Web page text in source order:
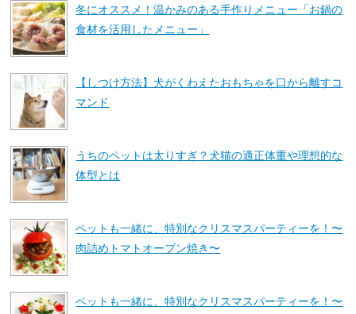
冬にオススメ！温かみのある手作りメニュー「お鍋の
食材を活用したメニュー」
【しつけ方法】犬がくわえたおもちゃを口から離すコ
マンド
うちのペットは太りすぎ？犬猫の適正体重や理想的な
体型とは
ペットも一緒に、特別なクリスマスパーティーを！〜
肉詰めトマトオーブン焼き〜
ペットも一緒に、特別なクリスマスパーティーを！〜